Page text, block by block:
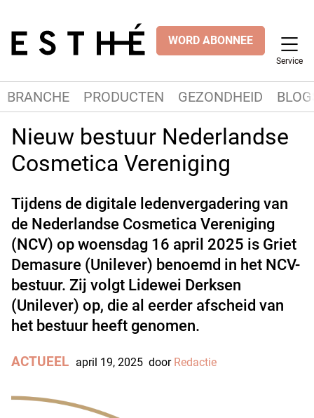
WORD ABONNEE
Service
BRANCHE PRODUCTEN GEZONDHEID
Nieuw bestuur Nederlandse
Cosmetica Vereniging
Tijdens de digitale ledenvergadering van
de Nederlandse Cosmetica Vereniging
(NCV) op woensdag 16 april 2025 is Griet
Demasure (Unilever) benoemd in het NCV-
bestuur. Zij volgt Lidewei Derksen
(Unilever) op, die al eerder afscheid van
het bestuur heeft genomen.
ACTUEEL april 19, 2025 door Redactie